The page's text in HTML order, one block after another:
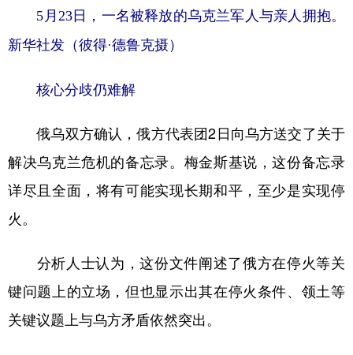
5月23日，一名被释放的乌克兰军人与亲人拥抱。
新华社发（彼得·德鲁克摄）
核心分歧仍难解
俄乌双方确认，俄方代表团2日向乌方送交了关于
解决乌克兰危机的备忘录。梅金斯基说，这份备忘录
详尽且全面，将有可能实现长期和平，至少是实现停
火。
分析人士认为，这份文件阐述了俄方在停火等关
键问题上的立场，但也显示出其在停火条件、领土等
关键议题上与乌方矛盾依然突出。